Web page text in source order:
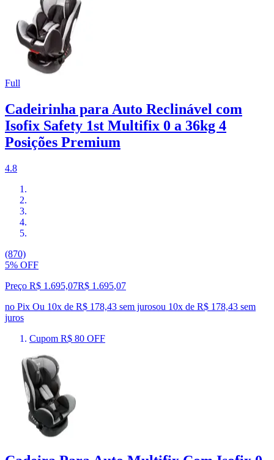
Full
Cadeirinha para Auto Reclinável com
Isofix Safety 1st Multifix 0 a 36kg 4
Posições Premium
4.8
(870)
5% OFF
Preço R$ 1.695,07R$ 1.695,07
no Pix Ou 10x de R$ 178,43 sem jurosou 10x de R$ 178,43 sem
juros
Cupom R$ 80 OFF